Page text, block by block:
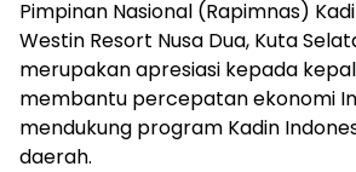
Pimpinan Nasional (Rapimnas)
Westin Resort Nusa Dua, Kuta
merupakan apresiasi kepada
membantu percepatan ekonomi
mendukung program Kadin
daerah.